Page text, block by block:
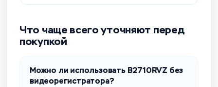
Что чаще всего уточняют перед
покупкой
Можно ли использовать B2710RVZ без
видеорегистратора?